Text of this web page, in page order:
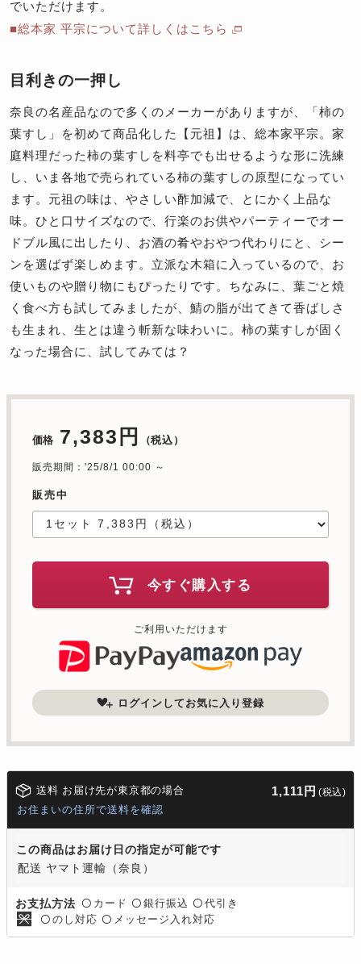
でいただけます。
■総本家 平宗について詳しくはこちら
目利きの一押し
奈良の名産品なので多くのメーカーがありますが、「柿の
葉すし」を初めて商品化した【元祖】は、総本家平宗。家
庭料理だった柿の葉すしを料亭でも出せるような形に洗練
し、いま各地で売られている柿の葉すしの原型になってい
ます。元祖の味は、やさしい酢加減で、とにかく上品な
味。ひと口サイズなので、行楽のお供やパーティーでオー
ドブル風に出したり、お酒の肴やおやつ代わりにと、シー
ンを選ばず楽しめます。立派な木箱に入っているので、お
使いものや贈り物にもぴったりです。ちなみに、葉ごと焼
く食べ方も試してみましたが、鯖の脂が出てきて香ばしさ
も生まれ、生とは違う斬新な味わいに。柿の葉すしが固く
なった場合に、試してみては？
価格 7,383円 （税込）
販売期間：'25/8/1 00:00 ～
販売中
今すぐ購入する
ご利用いただけます
ログインしてお気に入り登録
送料 お届け先が東京都の場合 1,111円 (税込)
お住まいの住所で送料を確認
この商品はお届け日の指定が可能です
配送 ヤマト運輸（奈良）
お支払方法 〇 カード 〇 銀行振込 〇 代引き
〇 のし対応 〇 メッセージ入れ対応